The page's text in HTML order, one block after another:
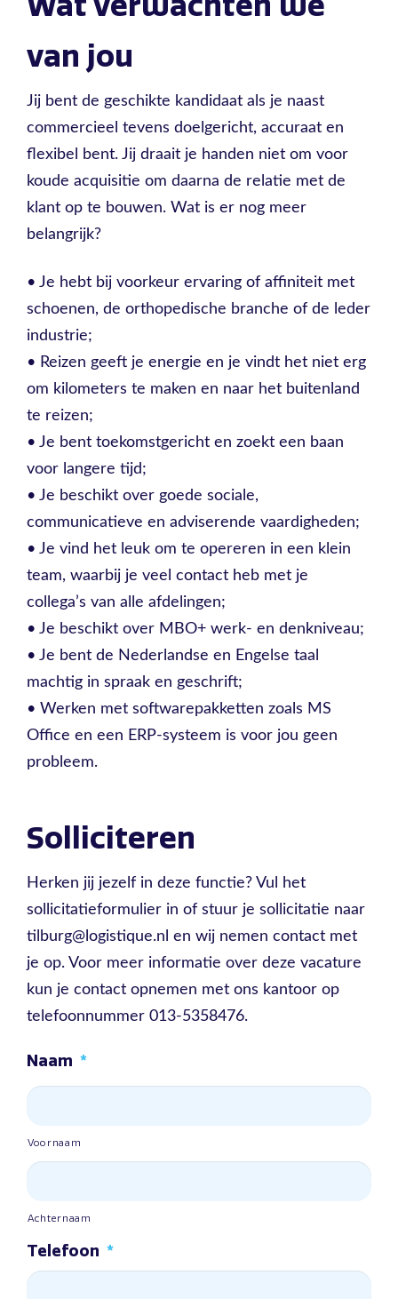
van jou
Jij bent de geschikte kandidaat als je naast
commercieel tevens doelgericht, accuraat en
flexibel bent. Jij draait je handen niet om voor
koude acquisitie om daarna de relatie met de
klant op te bouwen. Wat is er nog meer
belangrijk?
• Je hebt bij voorkeur ervaring of affiniteit met
schoenen, de orthopedische branche of de leder
industrie;
• Reizen geeft je energie en je vindt het niet erg
om kilometers te maken en naar het buitenland
te reizen;
• Je bent toekomstgericht en zoekt een baan
voor langere tijd;
• Je beschikt over goede sociale,
communicatieve en adviserende vaardigheden;
• Je vind het leuk om te opereren in een klein
team, waarbij je veel contact heb met je
collega’s van alle afdelingen;
• Je beschikt over MBO+ werk- en denkniveau;
• Je bent de Nederlandse en Engelse taal
machtig in spraak en geschrift;
• Werken met softwarepakketten zoals MS
Office en een ERP-systeem is voor jou geen
probleem.
Solliciteren
Herken jij jezelf in deze functie? Vul het
sollicitatieformulier in of stuur je sollicitatie naar
tilburg@logistique.nl en wij nemen contact met
je op. Voor meer informatie over deze vacature
kun je contact opnemen met ons kantoor op
telefoonnummer 013-5358476.
Naam *
Voornaam
Achternaam
Telefoon *